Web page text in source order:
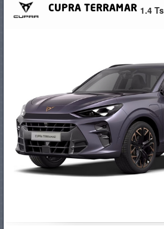
CUPRA TERRAMAR 1.4
D'OCCASION
PNEUS